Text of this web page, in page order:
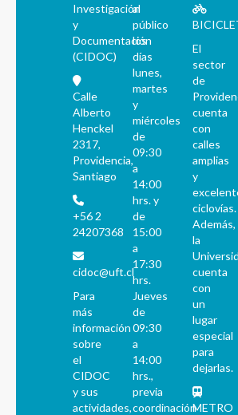
Investigación
y
Documentación
(CIDOC)
Calle
Alberto
Henckel
2317,
Providencia,
Santiago
+56 2
24207368
cidoc@uft.cl
Para
más
información
sobre
el
CIDOC
y sus
actividades,
al
público
los
días
lunes,
martes
y
miércoles
de
09:30
a
14:00
hrs. y
de
15:00
a
17:30
hrs.
Jueves
de
09:30
a
14:00
hrs.,
previa
coordinación
El
sector
de
cuenta
con
calles
amplias
y
ciclovías.
Además,
la
cuenta
con
un
lugar
especial
para
dejarlas.
METRO